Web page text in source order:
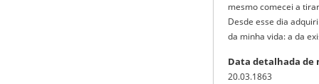
mesmo comecei a
Desde esse dia
da minha vida: a da
Data detalhada de
20.03.1863